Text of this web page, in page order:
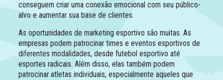
conseguem criar uma conexão emocional com seu público-
alvo e aumentar sua base de clientes.
As oportunidades de marketing esportivo são muitas. As
empresas podem patrocinar times e eventos esportivos de
diferentes modalidades, desde futebol esportivo até
esportes radicais. Além disso, elas também podem
patrocinar atletas individuais, especialmente aqueles que